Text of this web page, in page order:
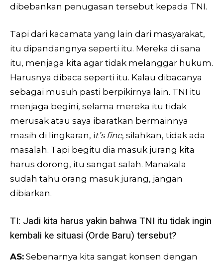
dibebankan penugasan tersebut kepada TNI.
Tapi dari kacamata yang lain dari masyarakat,
itu dipandangnya seperti itu. Mereka di sana
itu, menjaga kita agar tidak melanggar hukum.
Harusnya dibaca seperti itu. Kalau dibacanya
sebagai musuh pasti berpikirnya lain. TNI itu
menjaga begini, selama mereka itu tidak
merusak atau saya ibaratkan bermainnya
masih di lingkaran, it’s fine, silahkan, tidak ada
masalah. Tapi begitu dia masuk jurang kita
harus dorong, itu sangat salah. Manakala
sudah tahu orang masuk jurang, jangan
dibiarkan.
TI: Jadi kita harus yakin bahwa TNI itu tidak ingin
kembali ke situasi (Orde Baru) tersebut?
AS: Sebenarnya kita sangat konsen dengan